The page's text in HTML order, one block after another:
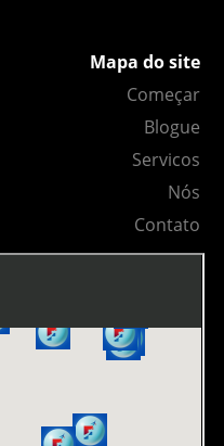
Mapa do site
Começar
Blogue
Servicos
Nós
Contato